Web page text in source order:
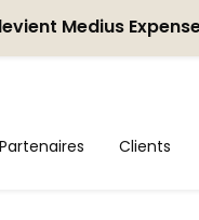
Medius
Partenaires Clients